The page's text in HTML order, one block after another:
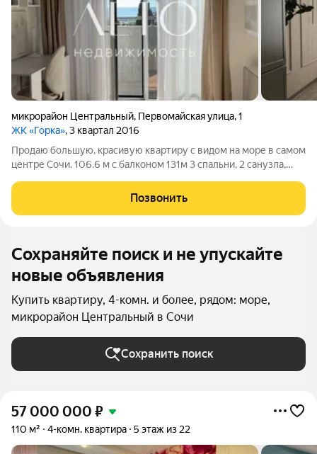
микрорайон Центральный, Первомайская улица,1
ЖК «Горка», 3 квартал 2016
Продаю большую, красивую квартиру с видом на море в самом
центре Сочи. 106.6 м с балконом 131м 3 спальни, 2 санузла,
парковка. Звоните-покажуПозвонить
Сохраняйте поиск и не упускайте
новые объявления
Купить квартиру, 4-комн. и более, рядом: море,
микрорайон Центральный в Сочи
Сохранить поиск
57 000 000 ₽
110 м² 4-комн. квартира 5 этаж из 22